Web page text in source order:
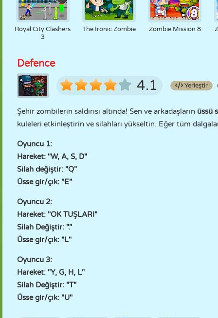
Royal City Clashers
3
The Ironic Zombie Zombie Mission 8
Defence
4.1 Yerleştir
Şehir zombilerin saldırısı altında! Sen ve arkadaşların üssü
kuleleri etkinleştirin ve silahları yükseltin. Eğer tüm
Oyuncu 1:
Hareket: "W, A, S, D"
Silah değiştir: "Q"
Üsse gir/çık: "E"
Oyuncu 2:
Hareket: "OK TUŞLARI"
Silah Değiştir: "."
Üsse gir/çık: "L"
Oyuncu 3:
Hareket: "Y, G, H, L"
Silah Değiştir: "T"
Üsse gir/çık: "U"